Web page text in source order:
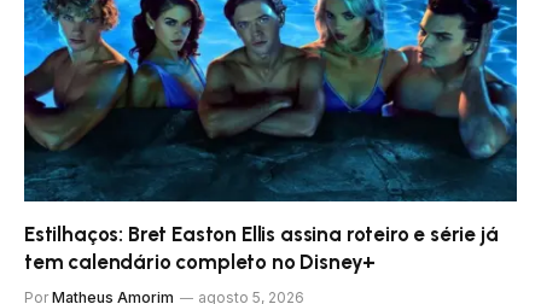
Estilhaços: Bret Easton Ellis assina roteiro e série já
tem calendário completo no Disney+
Por Matheus Amorim agosto 5, 2026